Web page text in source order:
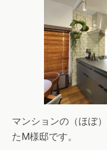
マンションの（ほぼ
たM様邸です。